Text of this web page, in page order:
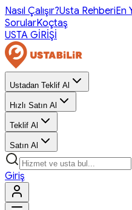
Nasıl Çalışır?Usta RehberiEn
SorularKoçtaş
USTA GİRİŞİ
Ustadan Teklif Al
Hızlı Satın Al
Teklif Al
Satın Al
Giriş